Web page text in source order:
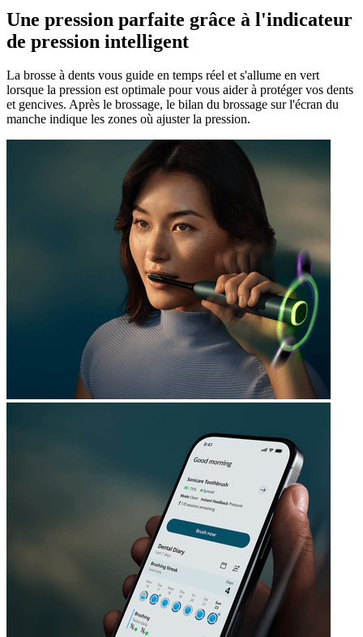
Une pression parfaite grâce à l'indicateur
de pression intelligent
La brosse à dents vous guide en temps réel et s'allume en vert
lorsque la pression est optimale pour vous aider à protéger vos dents
et gencives. Après le brossage, le bilan du brossage sur l'écran du
manche indique les zones où ajuster la pression.